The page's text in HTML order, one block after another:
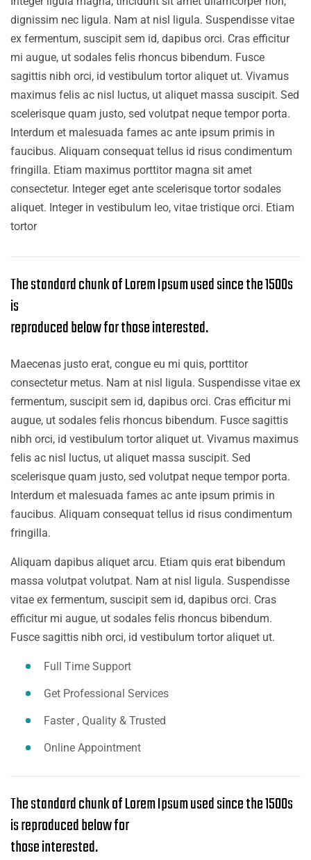
dignissim nec ligula. Nam at nisl ligula. Suspendisse vitae
ex fermentum, suscipit sem id, dapibus orci. Cras efficitur
mi augue, ut sodales felis rhoncus bibendum. Fusce
sagittis nibh orci, id vestibulum tortor aliquet ut. Vivamus
maximus felis ac nisl luctus, ut aliquet massa suscipit. Sed
scelerisque quam justo, sed volutpat neque tempor porta.
Interdum et malesuada fames ac ante ipsum primis in
faucibus. Aliquam consequat tellus id risus condimentum
fringilla. Etiam maximus porttitor magna sit amet
consectetur. Integer eget ante scelerisque tortor sodales
aliquet. Integer in vestibulum leo, vitae tristique orci. Etiam
tortor
The standard chunk of Lorem Ipsum used since the 1500s
is
reproduced below for those interested.
Maecenas justo erat, congue eu mi quis, porttitor
consectetur metus. Nam at nisl ligula. Suspendisse vitae ex
fermentum, suscipit sem id, dapibus orci. Cras efficitur mi
augue, ut sodales felis rhoncus bibendum. Fusce sagittis
nibh orci, id vestibulum tortor aliquet ut. Vivamus maximus
felis ac nisl luctus, ut aliquet massa suscipit. Sed
scelerisque quam justo, sed volutpat neque tempor porta.
Interdum et malesuada fames ac ante ipsum primis in
faucibus. Aliquam consequat tellus id risus condimentum
fringilla.
Aliquam dapibus aliquet arcu. Etiam quis erat bibendum
massa volutpat volutpat. Nam at nisl ligula. Suspendisse
vitae ex fermentum, suscipit sem id, dapibus orci. Cras
efficitur mi augue, ut sodales felis rhoncus bibendum.
Fusce sagittis nibh orci, id vestibulum tortor aliquet ut.
Full Time Support
Get Professional Services
Faster , Quality & Trusted
Online Appointment
The standard chunk of Lorem Ipsum used since the 1500s
is reproduced below for
those interested.